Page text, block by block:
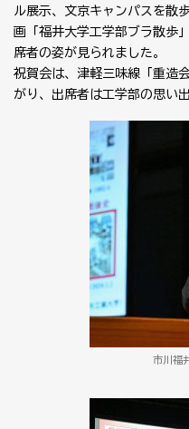
ル展示、文京キャンパスを散
画「福井大学工学部ブラ散歩
席者の姿が見られました。
祝賀会は、津軽三味線「重造
がり、出席者は工学部の思い
市川福